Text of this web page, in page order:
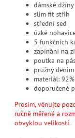
dámské
slim fit střih
střední sed
úzké
5 funkčních
zapínání na
poutka na
pružný denim
materiál:
doporučené
Prosím, věnujte
ručně měřené a
obvyklou velikostí.